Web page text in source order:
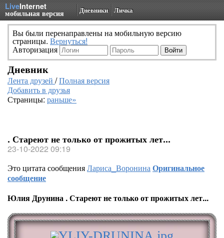
LiveInternet
мобильная версия Дневники Личка
Вы были перенаправлены на мобильную версию
страницы. Вернуться!
Авторизация
Дневник
Лента друзей /Полная версия
Добавить в друзья
Страницы: раньше»
. Стареют не только от прожитых лет...
23-10-2022 09:19
Это цитата сообщенияЛариса_ВоронинаОригинальное
сообщение
Юлия Друнина . Стареют не только от прожитых лет...